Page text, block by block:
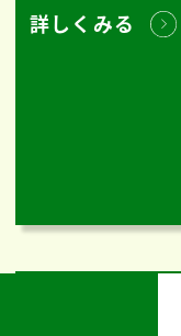
詳しくみる